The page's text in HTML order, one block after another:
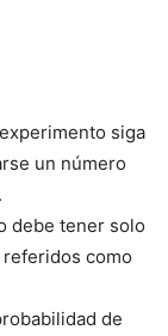
siga
un número
debe tener solo
como
de